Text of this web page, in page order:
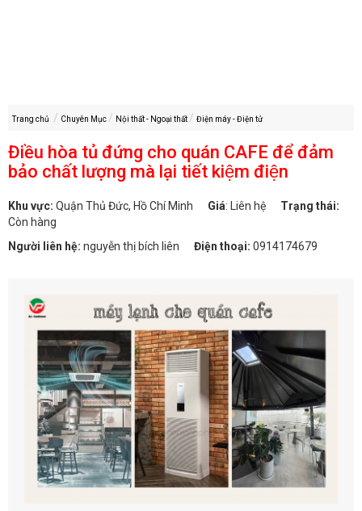
Trang chủ Chuyên Mục Nội thất - Ngoại thất Điện máy - Điện tử
Điều hòa tủ đứng cho quán CAFE để đảm
bảo chất lượng mà lại tiết kiệm điện
Khu vực: Quận Thủ Đức, Hồ Chí Minh Giá: Liên hệ
Trạng thái:
Còn hàng
Người liên hệ: nguyễn thị bích liên Điện thoại: 0914174679